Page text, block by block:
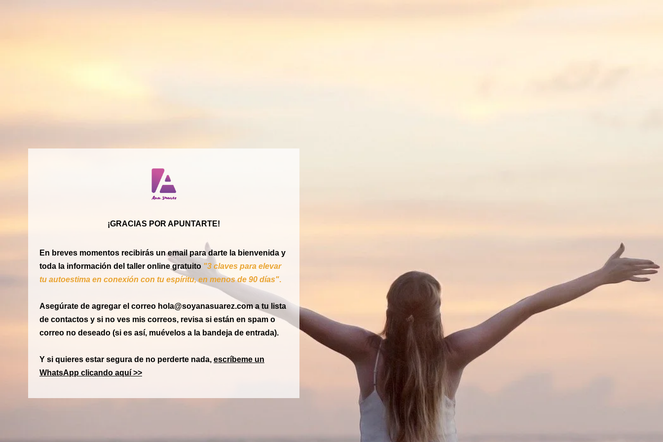
¡GRACIAS POR APUNTARTE!
En breves momentos recibirás un email para darte la bienvenida y
toda la información del taller online gratuito "3 claves para elevar
tu autoestima en conexión con tu espíritu, en menos de 90 días".
Asegúrate de agregar el correo hola@soyanasuarez.com a tu lista
de contactos y si no ves mis correos, revisa si están en spam o
correo no deseado (si es así, muévelos a la bandeja de entrada).
Y si quieres estar segura de no perderte nada, escríbeme un
WhatsApp clicando aquí >>